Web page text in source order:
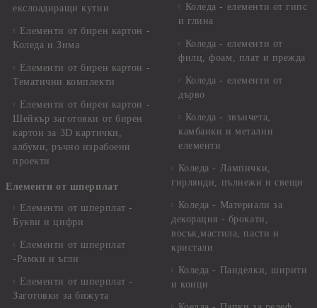
екслоадиращи кутии
Елементи от бирен картон -
Коледа и Зима
Елементи от бирен картон -
Тематични комплекти
Елементи от бирен картон -
Шейкър заготовки от бирен
картон за 3D картички,
албуми, ръчно израбоени
проекти
Елементи от шперплат
Елементи от шперплат -
Букви и цифри
Елементи от шперплат
-Рамки и ъгли
Елементи от шперплат -
Заготовки за бижута
Коледа - елементи от гипс
и глина
Коледа - елементи от
филц, фоам, плат и прежда
Коледа - елементи от
дърво
Коледа - звънчета,
камбанки и метални
елементи
Коледа - Лампички,
гирлянди, пълнежи и свещи
Коледа - Материали за
декорация - брокати,
восък,мастила, пасти и
кристали
Коледа - Панделки, ширити
и конци